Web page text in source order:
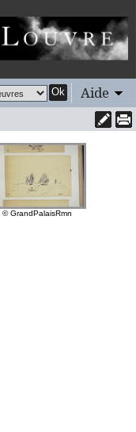
Ok Aide
© GrandPalaisRmn